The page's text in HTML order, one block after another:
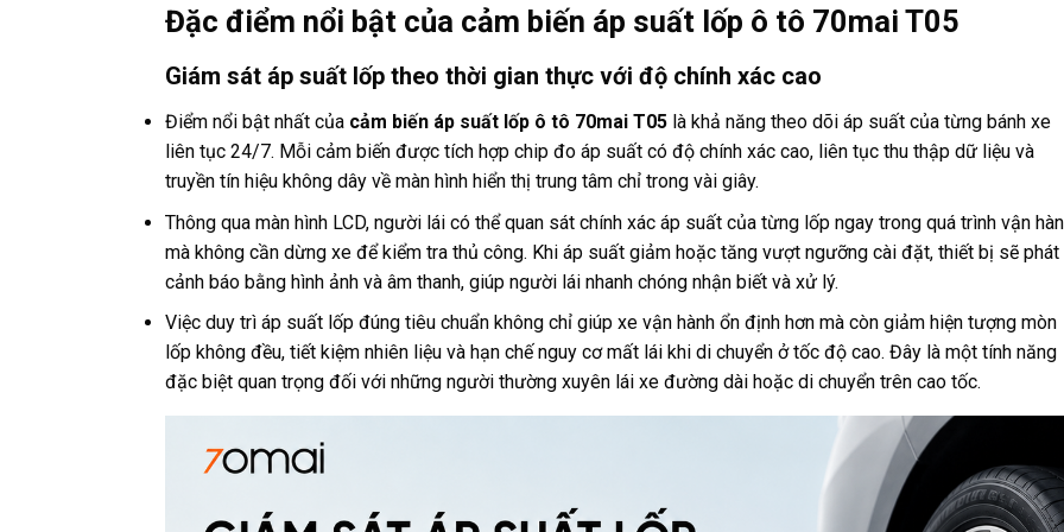
Đặc điểm nổi bật của cảm biến áp suất lốp ô tô 70mai T05
Giám sát áp suất lốp theo thời gian thực với độ chính xác cao
Điểm nổi bật nhất của cảm biến áp suất lốp ô tô 70mai T05là khả năng theo dõi áp suất của từng bánh xe
liên tục 24/7. Mỗi cảm biến được tích hợp chip đo áp suất có độ chính xác cao, liên tục thu thập dữ liệu và
truyền tín hiệu không dây về màn hình hiển thị trung tâm chỉ trong vài giây.
Thông qua màn hình LCD, người lái có thể quan sát chính xác áp suất của từng lốp ngay trong quá trình vận
mà không cần dừng xe để kiểm tra thủ công. Khi áp suất giảm hoặc tăng vượt ngưỡng cài đặt, thiết bị sẽ phát
cảnh báo bằng hình ảnh và âm thanh, giúp người lái nhanh chóng nhận biết và xử lý.
Việc duy trì áp suất lốp đúng tiêu chuẩn không chỉ giúp xe vận hành ổn định hơn mà còn giảm hiện tượng mòn
lốp không đều, tiết kiệm nhiên liệu và hạn chế nguy cơ mất lái khi di chuyển ở tốc độ cao. Đây là một tính năng
đặc biệt quan trọng đối với những người thường xuyên lái xe đường dài hoặc di chuyển trên cao tốc.